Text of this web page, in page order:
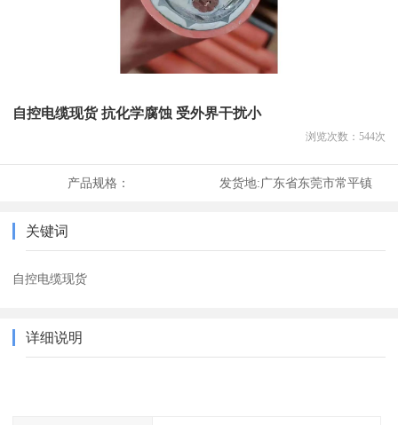
自控电缆现货 抗化学腐蚀 受外界干扰小
浏览次数： 544次
产品规格： 发货地:广东省东莞市常平镇
关键词
自控电缆现货
详细说明